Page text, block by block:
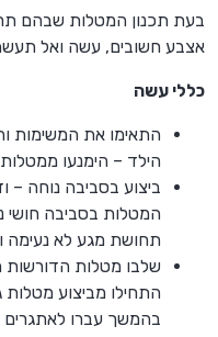
בעת תכנון המטלות שבהם
אצבע חשובים, עשה ואל
כללי עשה
התאימו את המשימות
הילד – הימנעו
ביצוע בסביבה נוחה –
המטלות בסביבה חושי
תחושת מגע לא נעימה
שלבו מטלות הדורשות
התחילו מביצוע מטלות
בהמשך עברו לאתגרים